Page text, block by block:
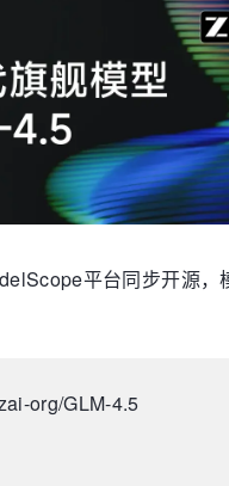
平台同步开源，
org/GLM-4.5